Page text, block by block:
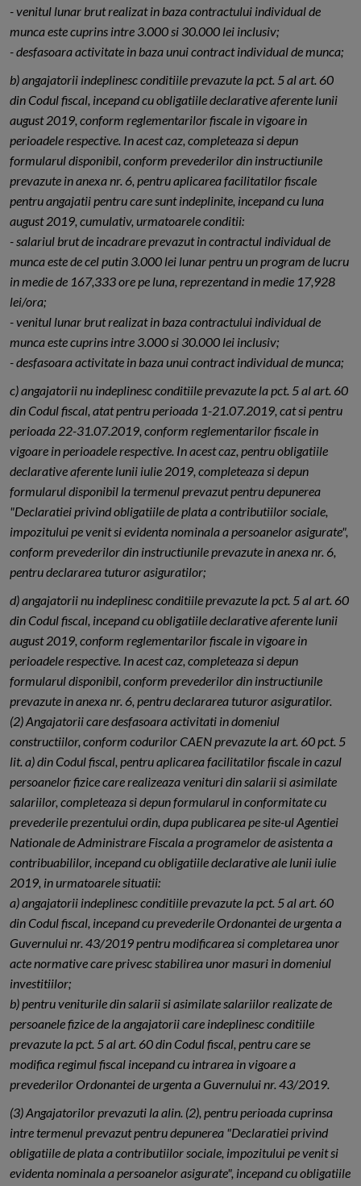
- venitul lunar brut realizat in baza contractului individual de
munca este cuprins intre 3.000 si 30.000 lei inclusiv;
- desfasoara activitate in baza unui contract individual de munca;
b) angajatorii indeplinesc conditiile prevazute la pct. 5 al art. 60
din Codul fiscal, incepand cu obligatiile declarative aferente lunii
august 2019, conform reglementarilor fiscale in vigoare in
perioadele respective. In acest caz, completeaza si depun
formularul disponibil, conform prevederilor din instructiunile
prevazute in anexa nr. 6, pentru aplicarea facilitatilor fiscale
pentru angajatii pentru care sunt indeplinite, incepand cu luna
august 2019, cumulativ, urmatoarele conditii:
- salariul brut de incadrare prevazut in contractul individual de
munca este de cel putin 3.000 lei lunar pentru un program de lucru
in medie de 167,333 ore pe luna, reprezentand in medie 17,928
lei/ora;
- venitul lunar brut realizat in baza contractului individual de
munca este cuprins intre 3.000 si 30.000 lei inclusiv;
- desfasoara activitate in baza unui contract individual de munca;
c) angajatorii nu indeplinesc conditiile prevazute la pct. 5 al art. 60
din Codul fiscal, atat pentru perioada 1-21.07.2019, cat si pentru
perioada 22-31.07.2019, conform reglementarilor fiscale in
vigoare in perioadele respective. In acest caz, pentru obligatiile
declarative aferente lunii iulie 2019, completeaza si depun
formularul disponibil la termenul prevazut pentru depunerea
"Declaratiei privind obligatiile de plata a contributiilor sociale,
impozitului pe venit si evidenta nominala a persoanelor asigurate",
conform prevederilor din instructiunile prevazute in anexa nr. 6,
pentru declararea tuturor asiguratilor;
d) angajatorii nu indeplinesc conditiile prevazute la pct. 5 al art. 60
din Codul fiscal, incepand cu obligatiile declarative aferente lunii
august 2019, conform reglementarilor fiscale in vigoare in
perioadele respective. In acest caz, completeaza si depun
formularul disponibil, conform prevederilor din instructiunile
prevazute in anexa nr. 6, pentru declararea tuturor asiguratilor.
(2) Angajatorii care desfasoara activitati in domeniul
constructiilor, conform codurilor CAEN prevazute la art. 60 pct. 5
lit. a) din Codul fiscal, pentru aplicarea facilitatilor fiscale in cazul
persoanelor fizice care realizeaza venituri din salarii si asimilate
salariilor, completeaza si depun formularul in conformitate cu
prevederile prezentului ordin, dupa publicarea pe site-ul Agentiei
Nationale de Administrare Fiscala a programelor de asistenta a
contribuabililor, incepand cu obligatiile declarative ale lunii iulie
2019, in urmatoarele situatii:
a) angajatorii indeplinesc conditiile prevazute la pct. 5 al art. 60
din Codul fiscal, incepand cu prevederile Ordonantei de urgenta a
Guvernului nr. 43/2019 pentru modificarea si completarea unor
acte normative care privesc stabilirea unor masuri in domeniul
investitiilor;
b) pentru veniturile din salarii si asimilate salariilor realizate de
persoanele fizice de la angajatorii care indeplinesc conditiile
prevazute la pct. 5 al art. 60 din Codul fiscal, pentru care se
modifica regimul fiscal incepand cu intrarea in vigoare a
prevederilor Ordonantei de urgenta a Guvernului nr. 43/2019.
(3) Angajatorilor prevazuti la alin. (2), pentru perioada cuprinsa
intre termenul prevazut pentru depunerea "Declaratiei privind
obligatiile de plata a contributiilor sociale, impozitului pe venit si
evidenta nominala a persoanelor asigurate", incepand cu obligatiile